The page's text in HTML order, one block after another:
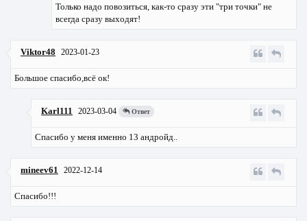
Только надо повозиться, как-то сразу эти "три точки" не
всегда сразу выходят!
Viktor48 2023-01-23
Большое спасибо,всё ок!
Karl111 2023-03-04 Ответ
Спасибо у меня именно 13 андройд..
mineev61 2022-12-14
Спасибо!!!